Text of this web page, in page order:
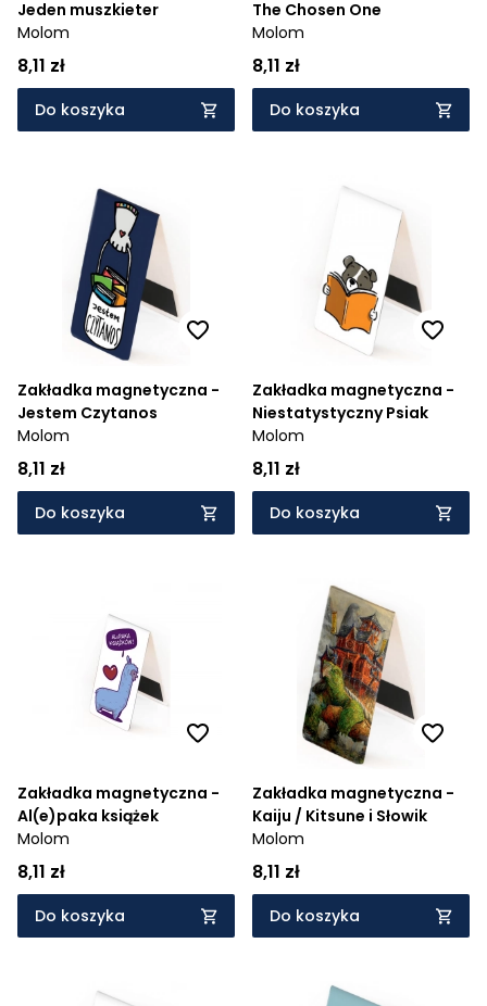
Jeden muszkieter
Molom
8,11 zł
Do koszyka
The Chosen One
Molom
8,11 zł
Do koszyka
Zakładka magnetyczna -
Jestem Czytanos
Molom
8,11 zł
Do koszyka
Zakładka magnetyczna -
Niestatystyczny Psiak
Molom
8,11 zł
Do koszyka
Zakładka magnetyczna -
Al(e)paka książek
Molom
8,11 zł
Do koszyka
Zakładka magnetyczna -
Kaiju / Kitsune i Słowik
Molom
8,11 zł
Do koszyka